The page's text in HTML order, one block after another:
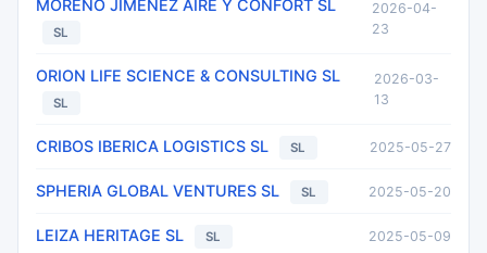
MORENO JIMENEZ AIRE Y CONFORT SL
SL
2026-04-
23
ORION LIFE SCIENCE & CONSULTING SL
SL
2026-03-
13
CRIBOS IBERICA LOGISTICS SL SL 2025-05-27
SPHERIA GLOBAL VENTURES SL SL 2025-05-20
LEIZA HERITAGE SL SL 2025-05-09